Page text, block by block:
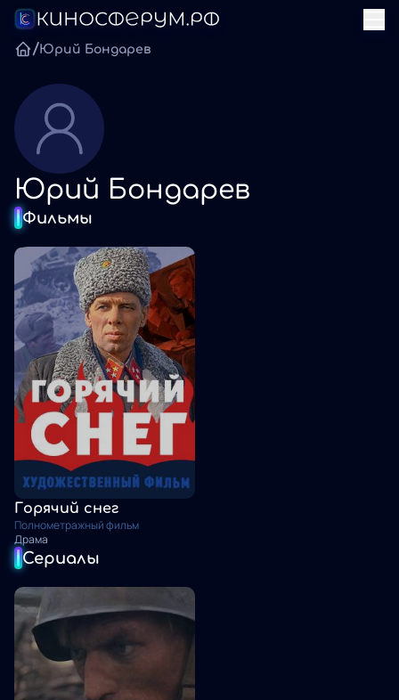
/Юрий Бондарев
Юрий Бондарев
Фильмы
Горячий снег
Полнометражный фильм
Драма
Сериалы